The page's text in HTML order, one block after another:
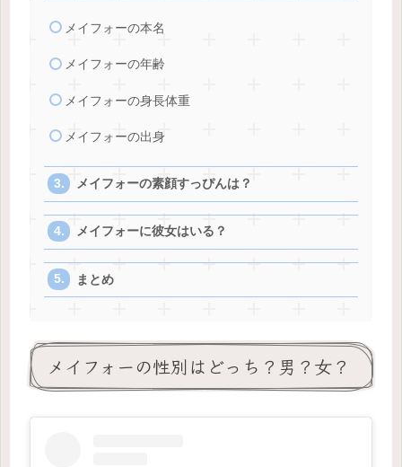
メイフォーの本名
メイフォーの年齢
メイフォーの身長体重
メイフォーの出身
メイフォーの素顔すっぴんは？
メイフォーに彼女はいる？
まとめ
メイフォーの性別はどっち？男？女？